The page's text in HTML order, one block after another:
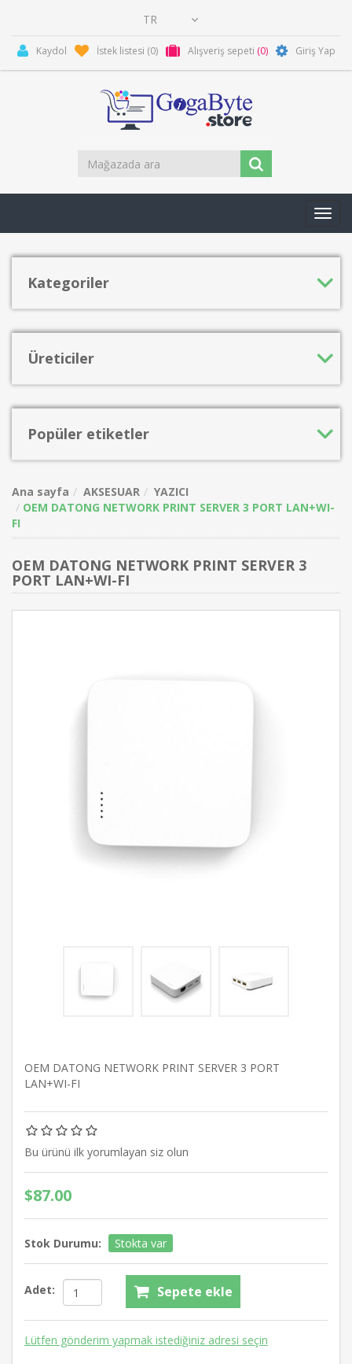
Kaydol İstek listesi (0) Alışveriş sepeti (0) Giriş Yap
Kategoriler
Üreticiler
Popüler etiketler
Ana sayfa AKSESUAR
YAZICI
OEM DATONG NETWORK PRINT SERVER 3 PORT LAN+WI-
FI
OEM DATONG NETWORK PRINT SERVER 3
PORT LAN+WI-FI
OEM DATONG NETWORK PRINT SERVER 3 PORT
LAN+WI-FI
Bu ürünü ilk yorumlayan siz olun
$87.00
Stok Durumu: Stokta var
Adet: Sepete ekle
Lütfen gönderim yapmak istediğiniz adresi seçin